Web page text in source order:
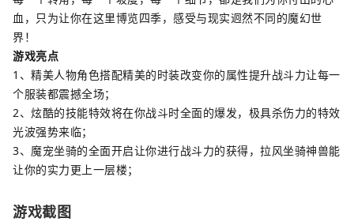
血，只为让你在这里博览四季，感受与现实迥然不同的魔幻世
界！
游戏亮点
1、精美人物角色搭配精美的时装改变你的属性提升战斗力让每一
个服装都震撼全场；
2、炫酷的技能特效将在你战斗时全面的爆发，极具杀伤力的特效
光波强势来临；
3、魔宠坐骑的全面开启让你进行战斗力的获得，拉风坐骑神兽能
让你的实力更上一层楼；
游戏截图